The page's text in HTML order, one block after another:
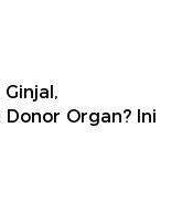
Organ? Ini